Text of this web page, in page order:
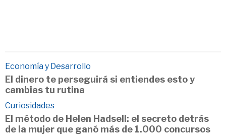
Economía y Desarrollo
El dinero te perseguirá si entiendes esto y
cambias tu rutina
Curiosidades
El método de Helen Hadsell: el secreto detrás
de la mujer que ganó más de 1.000 concursos